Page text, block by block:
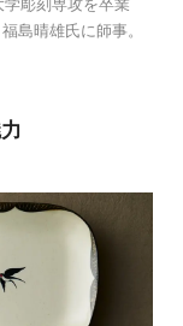
彫刻専攻を卒業
島晴雄氏に師事。